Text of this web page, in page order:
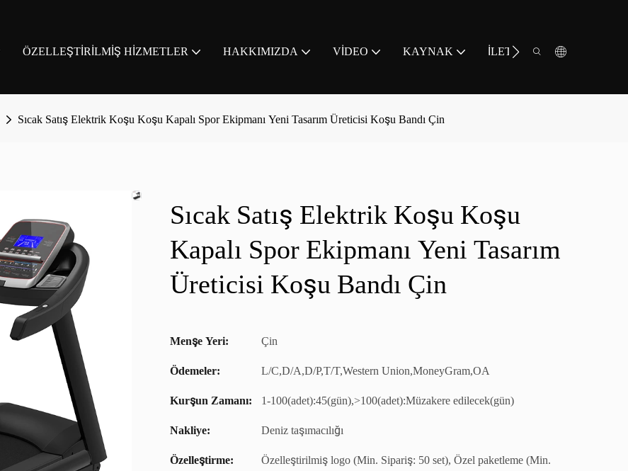
ÖZELLEŞTIRILMIŞ HIZMETLER HAKKIMIZDA VIDEO KAYNAK İLETIŞIM
Sıcak Satış Elektrik Koşu Koşu Kapalı Spor Ekipmanı Yeni Tasarım Üreticisi Koşu Bandı Çin
Sıcak Satış Elektrik Koşu Koşu
Kapalı Spor Ekipmanı Yeni Tasarım
Üreticisi Koşu Bandı Çin
Menşe Yeri: Çin
Ödemeler: L/C,D/A,D/P,T/T,Western Union,MoneyGram,OA
Kurşun Zamanı: 1-100(adet):45(gün),>100(adet):Müzakere edilecek(gün)
Nakliye: Deniz taşımacılığı
Özelleştirme:
Özelleştirilmiş logo (Min. Sipariş: 50 set), Özel paketleme (Min.